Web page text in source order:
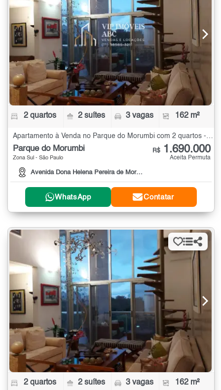
2 quartos 2 suítes 3 vagas 162 m²
Apartamento à Venda no Parque do Morumbi com 2 quartos - 162 m²
Parque do Morumbi
Zona Sul - São Paulo
Avenida Dona Helena Pereira de Moraes
R$ 1.690.000
Aceita Permuta
WhatsApp Contatar
2 quartos 2 suítes 3 vagas 162 m²